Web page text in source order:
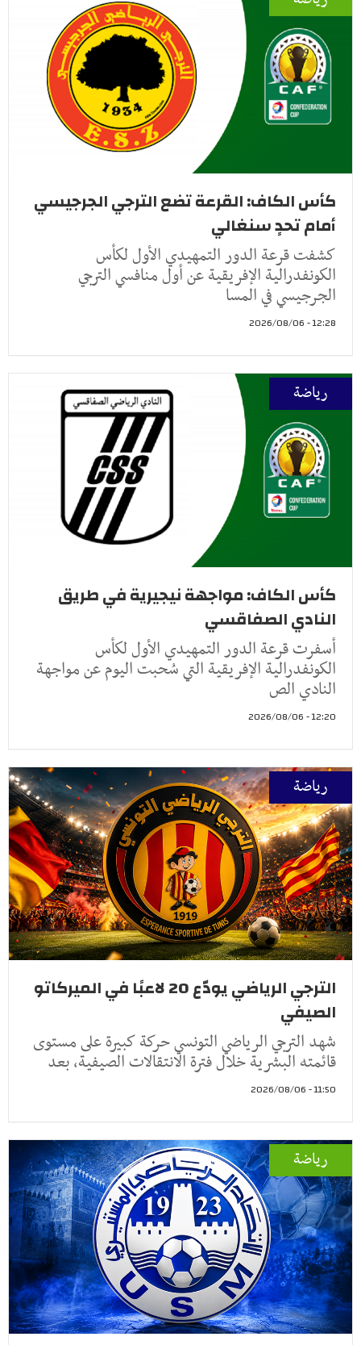
كأس الكاف: القرعة تضع الترجي الجرجيسي
أمام تحدٍ سنغالي
كشفت قرعة الدور التمهيدي الأول لكأس
الكونفدرالية الإفريقية عن أول منافسي الترجي
الجرجيسي في المسا
12:28 - 2026/08/06
رياضة
كأس الكاف: مواجهة نيجيرية في طريق
النادي الصفاقسي
أسفرت قرعة الدور التمهيدي الأول لكأس
الكونفدرالية الإفريقية التي سُحبت اليوم عن مواجهة
النادي الص
12:20 - 2026/08/06
رياضة
الترجي الرياضي يودّع 20 لاعبًا في الميركاتو
الصيفي
شهد الترجي الرياضي التونسي حركة كبيرة على مستوى
قائمته البشرية خلال فترة الانتقالات الصيفية، بعد
11:50 - 2026/08/06
رياضة